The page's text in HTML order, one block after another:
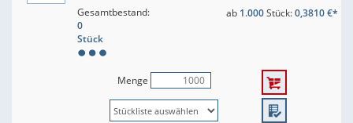
Gesamtbestand:
0
Stück
ab 1.000Stück:0,3810 €*
Menge